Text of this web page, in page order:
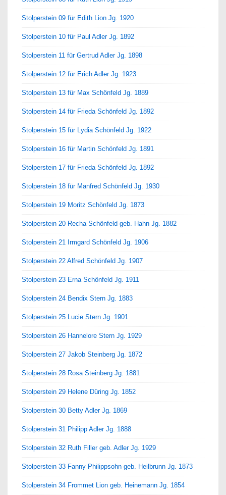
Stolperstein 09 für Edith Lion Jg. 1920
Stolperstein 10 für Paul Adler Jg. 1892
Stolperstein 11 für Gertrud Adler Jg. 1898
Stolperstein 12 für Erich Adler Jg. 1923
Stolperstein 13 für Max Schönfeld Jg. 1889
Stolperstein 14 für Frieda Schönfeld Jg. 1892
Stolperstein 15 für Lydia Schönfeld Jg. 1922
Stolperstein 16 für Martin Schönfeld Jg. 1891
Stolperstein 17 für Frieda Schönfeld Jg. 1892
Stolperstein 18 für Manfred Schönfeld Jg. 1930
Stolperstein 19 Moritz Schönfeld Jg. 1873
Stolperstein 20 Recha Schönfeld geb. Hahn Jg. 1882
Stolperstein 21 Irmgard Schönfeld Jg. 1906
Stolperstein 22 Alfred Schönfeld Jg. 1907
Stolperstein 23 Erna Schönfeld Jg. 1911
Stolperstein 24 Bendix Stern Jg. 1883
Stolperstein 25 Lucie Stern Jg. 1901
Stolperstein 26 Hannelore Stern Jg. 1929
Stolperstein 27 Jakob Steinberg Jg. 1872
Stolperstein 28 Rosa Steinberg Jg. 1881
Stolperstein 29 Helene Düring Jg. 1852
Stolperstein 30 Betty Adler Jg. 1869
Stolperstein 31 Philipp Adler Jg. 1888
Stolperstein 32 Ruth Filler geb. Adler Jg. 1929
Stolperstein 33 Fanny Philippsohn geb. Heilbrunn Jg. 1873
Stolperstein 34 Frommet Lion geb. Heinemann Jg. 1854